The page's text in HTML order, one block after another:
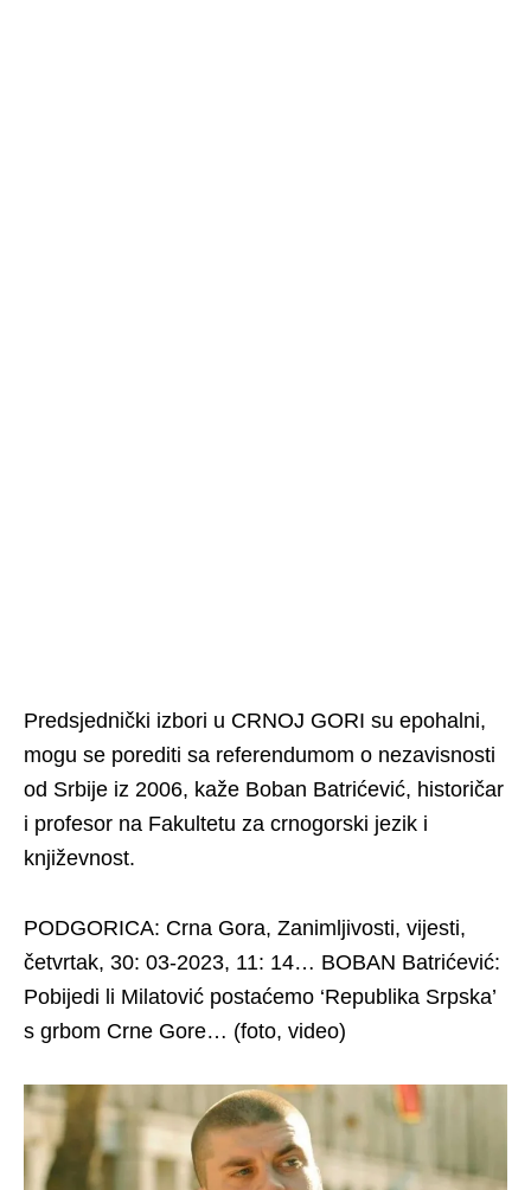
Predsjednički izbori u CRNOJ GORI su epohalni,
mogu se porediti sa referendumom o nezavisnosti
od Srbije iz 2006, kaže Boban Batrićević, historičar
i profesor na Fakultetu za crnogorski jezik i
književnost.
PODGORICA: Crna Gora, Zanimljivosti, vijesti,
četvrtak, 30: 03-2023, 11: 14… BOBAN Batrićević:
Pobijedi li Milatović postaćemo ‘Republika Srpska’
s grbom Crne Gore… (foto, video)